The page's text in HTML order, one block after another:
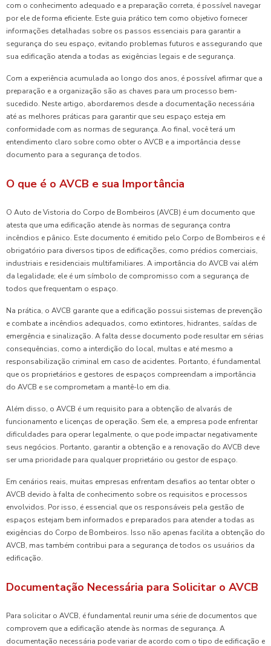
com o conhecimento adequado e a preparação correta, é possível navegar
por ele de forma eficiente. Este guia prático tem como objetivo fornecer
informações detalhadas sobre os passos essenciais para garantir a
segurança do seu espaço, evitando problemas futuros e assegurando que
sua edificação atenda a todas as exigências legais e de segurança.
Com a experiência acumulada ao longo dos anos, é possível afirmar que a
preparação e a organização são as chaves para um processo bem-
sucedido. Neste artigo, abordaremos desde a documentação necessária
até as melhores práticas para garantir que seu espaço esteja em
conformidade com as normas de segurança. Ao final, você terá um
entendimento claro sobre como obter o AVCB e a importância desse
documento para a segurança de todos.
O que é o AVCB e sua Importância
O Auto de Vistoria do Corpo de Bombeiros (AVCB) é um documento que
atesta que uma edificação atende às normas de segurança contra
incêndios e pânico. Este documento é emitido pelo Corpo de Bombeiros e é
obrigatório para diversos tipos de edificações, como prédios comerciais,
industriais e residenciais multifamiliares. A importância do AVCB vai além
da legalidade; ele é um símbolo de compromisso com a segurança de
todos que frequentam o espaço.
Na prática, o AVCB garante que a edificação possui sistemas de prevenção
e combate a incêndios adequados, como extintores, hidrantes, saídas de
emergência e sinalização. A falta desse documento pode resultar em sérias
consequências, como a interdição do local, multas e até mesmo a
responsabilização criminal em caso de acidentes. Portanto, é fundamental
que os proprietários e gestores de espaços compreendam a importância
do AVCB e se comprometam a mantê-lo em dia.
Além disso, o AVCB é um requisito para a obtenção de alvarás de
funcionamento e licenças de operação. Sem ele, a empresa pode enfrentar
dificuldades para operar legalmente, o que pode impactar negativamente
seus negócios. Portanto, garantir a obtenção e a renovação do AVCB deve
ser uma prioridade para qualquer proprietário ou gestor de espaço.
Em cenários reais, muitas empresas enfrentam desafios ao tentar obter o
AVCB devido à falta de conhecimento sobre os requisitos e processos
envolvidos. Por isso, é essencial que os responsáveis pela gestão de
espaços estejam bem informados e preparados para atender a todas as
exigências do Corpo de Bombeiros. Isso não apenas facilita a obtenção do
AVCB, mas também contribui para a segurança de todos os usuários da
edificação.
Documentação Necessária para Solicitar o AVCB
Para solicitar o AVCB, é fundamental reunir uma série de documentos que
comprovem que a edificação atende às normas de segurança. A
documentação necessária pode variar de acordo com o tipo de edificação e